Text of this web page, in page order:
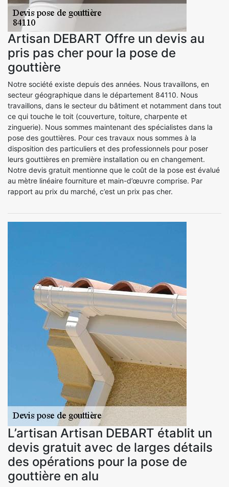
Artisan DEBART Offre un devis au
pris pas cher pour la pose de
gouttière
Notre société existe depuis des années. Nous travaillons, en
secteur géographique dans le département 84110. Nous
travaillons, dans le secteur du bâtiment et notamment dans tout
ce qui touche le toit (couverture, toiture, charpente et
zinguerie). Nous sommes maintenant des spécialistes dans la
pose des gouttières. Pour ces travaux nous sommes à la
disposition des particuliers et des professionnels pour poser
leurs gouttières en première installation ou en changement.
Notre devis gratuit mentionne que le coût de la pose est évalué
au mètre linéaire fourniture et main-d’œuvre comprise. Par
rapport au prix du marché, c’est un prix pas cher.
L’artisan Artisan DEBART établit un
devis gratuit avec de larges détails
des opérations pour la pose de
gouttière en alu